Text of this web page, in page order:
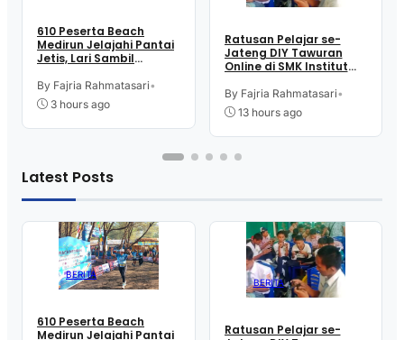
610 Peserta Beach
Medirun Jelajahi Pantai
Jetis, Lari Sambil
Alam
By Fajria Rahmatasari•
3 hours ago
Ratusan Pelajar se-
Jateng DIY Tawuran
Online di SMK Institut
Perebutkan Trofi dan
Uang Pembinaan
By Fajria Rahmatasari•
13 hours ago
Latest Posts
BERITA
610 Peserta Beach
Medirun Jelajahi Pantai
BERITA
Ratusan Pelajar se-